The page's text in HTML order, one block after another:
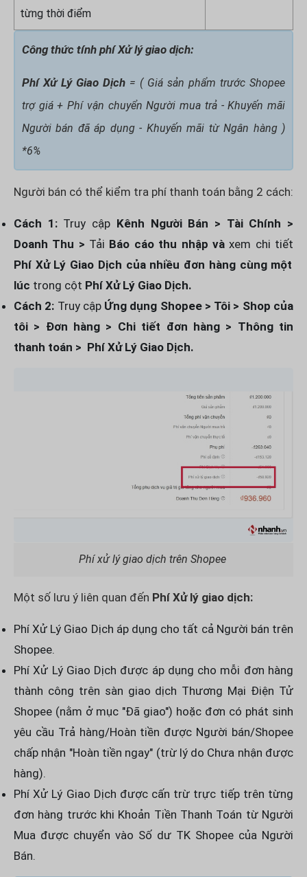
từng thời điểm
Công thức tính phí Xử lý giao dịch:
Phí Xử Lý Giao Dịch = ( Giá sản phẩm trước Shopee
trợ giá + Phí vận chuyển Người mua trả - Khuyến mãi
Người bán đã áp dụng - Khuyến mãi từ Ngân hàng )
*6%
Người bán có thể kiểm tra phí thanh toán bằng 2 cách:
Cách 1: Truy cập Kênh Người Bán > Tài Chính >
Doanh Thu > Tải Báo cáo thu nhập vàxem chi tiết
Phí Xử Lý Giao Dịch của nhiều đơn hàng cùng một
lúc trong cột Phí Xử Lý Giao Dịch.
Cách 2: Truy cậpỨng dụng Shopee > Tôi > Shop của
tôi > Đơn hàng > Chi tiết đơn hàng > Thông tin
thanh toán > Phí Xử Lý Giao Dịch.
Phí xử lý giao dịch trên Shopee
Một số lưu ý liên quan đến Phí Xử lý giao dịch:
Phí Xử Lý Giao Dịch áp dụng cho tất cả Người bán trên
Shopee.
Phí Xử Lý Giao Dịch được áp dụng cho mỗi đơn hàng
thành công trên sàn giao dịch Thương Mại Điện Tử
Shopee (nằm ở mục "Đã giao") hoặc đơn có phát sinh
yêu cầu Trả hàng/Hoàn tiền được Người bán/Shopee
chấp nhận "Hoàn tiền ngay" (trừ lý do Chưa nhận được
hàng).
Phí Xử Lý Giao Dịch được cấn trừ trực tiếp trên từng
đơn hàng trước khi Khoản Tiền Thanh Toán từ Người
Mua được chuyển vào Số dư TK Shopee của Người
Bán.